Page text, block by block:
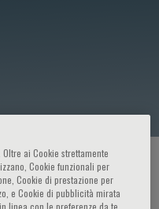
/ RELATORE
ai Cookie strettamente
Cookie funzionali per
Cookie di prestazione per
e Cookie di pubblicità mirata
linea con le preferenze da te